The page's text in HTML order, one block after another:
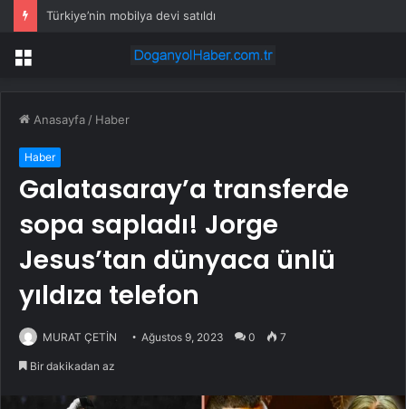
Türkiye’nin mobilya devi satıldı
Menü
Anasayfa / Haber
Haber
Galatasaray’a transferde
sopa sapladı! Jorge
Jesus’tan dünyaca ünlü
yıldıza telefon
MURAT ÇETİN Ağustos 9, 2023 0 7
Bir dakikadan az